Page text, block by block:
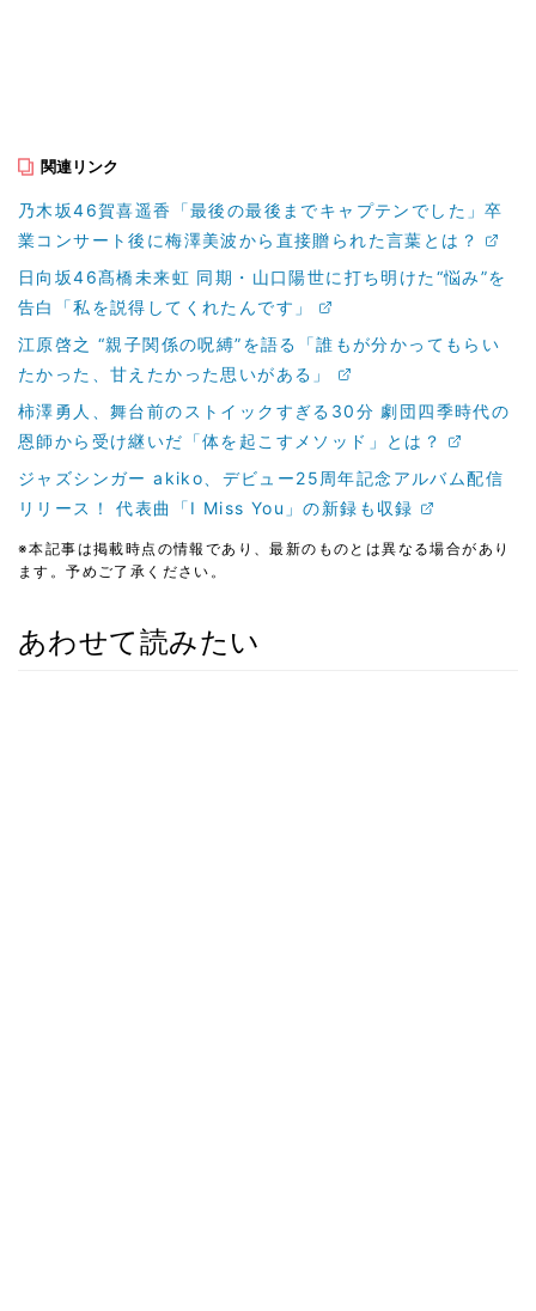
関連リンク
乃木坂46賀喜遥香「最後の最後までキャプテンでした」卒
業コンサート後に梅澤美波から直接贈られた言葉とは？
日向坂46髙橋未来虹 同期・山口陽世に打ち明けた“悩み”を
告白「私を説得してくれたんです」
江原啓之 “親子関係の呪縛”を語る「誰もが分かってもらい
たかった、甘えたかった思いがある」
柿澤勇人、舞台前のストイックすぎる30分 劇団四季時代の
恩師から受け継いだ「体を起こすメソッド」とは？
ジャズシンガー akiko、デビュー25周年記念アルバム配信
リリース！ 代表曲「I Miss You」の新録も収録
※本記事は掲載時点の情報であり、最新のものとは異なる場合があり
ます。予めご了承ください。
あわせて読みたい